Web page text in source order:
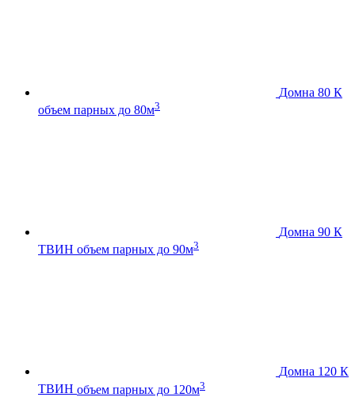
Домна 80 К
объем парных до 80м3
Домна 90 К
ТВИН объем парных до 90м3
Домна 120 К
ТВИН объем парных до 120м3